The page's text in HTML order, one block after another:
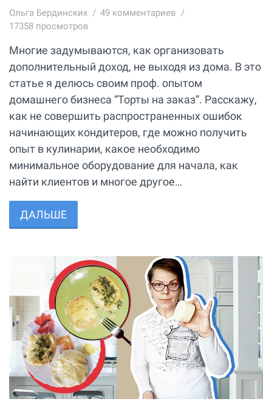
Ольга Бердинских 49 комментариев
17358 просмотров
Многие задумываются, как организовать
дополнительный доход, не выходя из дома. В это
статье я делюсь своим проф. опытом
домашнего бизнеса “Торты на заказ”. Расскажу,
как не совершить распространенных ошибок
начинающих кондитеров, где можно получить
опыт в кулинарии, какое необходимо
минимальное оборудование для начала, как
найти клиентов и многое другое…
ДАЛЬШЕ